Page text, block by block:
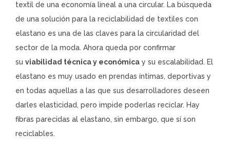
textil de una economía lineal a una circular. La búsqueda
de una solución para la reciclabilidad de textiles con
elastano es una de las claves para la circularidad del
sector de la moda. Ahora queda por confirmar
su viabilidad técnica y económica y su escalabilidad. El
elastano es muy usado en prendas íntimas, deportivas y
en todas aquellas a las que sus desarrolladores deseen
darles elasticidad, pero impide poderlas reciclar. Hay
fibras parecidas al elastano, sin embargo, que sí son
reciclables.